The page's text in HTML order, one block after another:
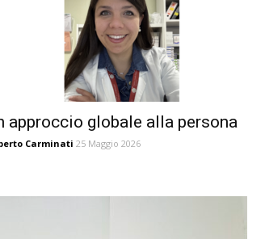
approccio globale alla persona
Carminati 25 Maggio 2026